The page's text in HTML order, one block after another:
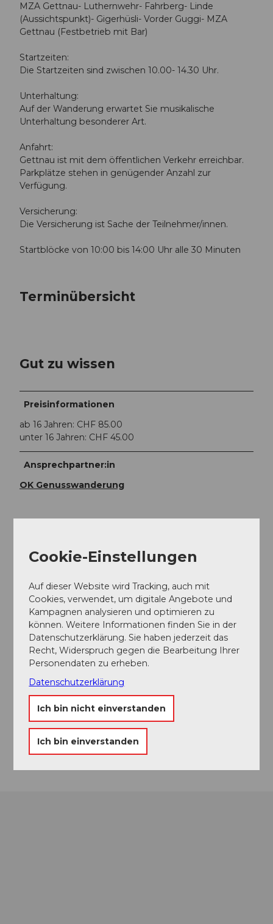
MZA Gettnau- Luthernwehr- Fahrberg- Linde
(Aussichtspunkt)- Gigerhüsli- Vorder Guggi- MZA
Gettnau (Festbetrieb mit Bar)
Startzeiten:
Die Startzeiten sind zwischen 10.00- 14.30 Uhr.
Unterhaltung:
Auf der Wanderung erwartet Sie musikalische
Unterhaltung besonderer Art.
Anfahrt:
Gettnau ist mit dem öffentlichen Verkehr erreichbar.
Parkplätze stehen in genügender Anzahl zur
Verfügung.
Versicherung:
Die Versicherung ist Sache der Teilnehmer/innen.
Startblöcke von 10:00 bis 14:00 Uhr alle 30 Minuten
Terminübersicht
Gut zu wissen
Preisinformationen
ab 16 Jahren: CHF 85.00
unter 16 Jahren: CHF 45.00
Ansprechpartner:in
OK Genusswanderung
In der Nähe Auf der Karte anschauen
Veranstaltung
Veranstaltungsort
Dorfstrasse 6142 Willisau
Dorfstrasse
6142Gettnau
Website
Anreise
Cookie-Einstellungen
Auf dieser Website wird Tracking, auch mit
Cookies, verwendet, um digitale Angebote und
Kampagnen analysieren und optimieren zu
können. Weitere Informationen finden Sie in der
Datenschutzerklärung. Sie haben jederzeit das
Recht, Widerspruch gegen die Bearbeitung Ihrer
Personendaten zu erheben.
Datenschutzerklärung
Ich bin nicht einverstanden
Ich bin einverstanden